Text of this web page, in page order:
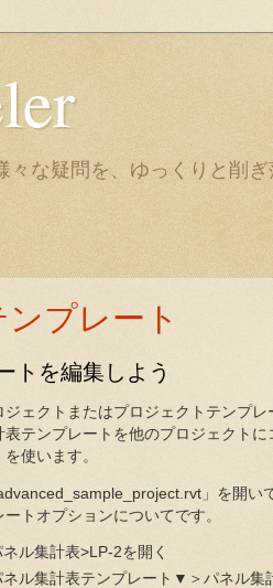
な疑問を、ゆっくりと削ぎ
プレート
トを編集しよう
ェクトまたはプロジェクトテンプレ
テンプレートを他のプロジェクトに
使います。
」を開い
トオプションについてです。
ル集計表>LP-2を開く
ル集計表テンプレート▼＞パネル集